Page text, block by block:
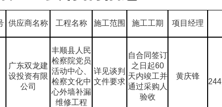
供应商名称 工程名称 施工范围 施工工期 项目经理
广东双龙建
设投资有限
公司
丰顺县人民
检察院党员
活动中心、
检察文化中
心外墙补漏
维修工程
详见谈判
文件要求
自合同签订
之日起60
天内竣工并
通过采购人
验收
黄庆锋